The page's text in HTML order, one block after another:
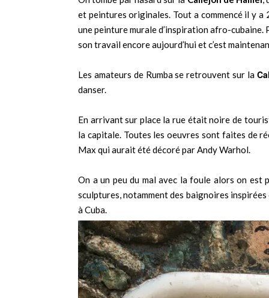
et peintures originales. Tout a commencé il y a
une peinture murale d’inspiration afro-
son travail encore aujourd’hui et c’est
Les amateurs de Rumba se retrouvent sur la
danser.
En arrivant sur place la rue était noire de
la capitale. Toutes les oeuvres sont faites de
Max qui aurait été décoré par Andy Warhol.
On a un peu du mal avec la foule alors on est
sculptures, notamment des baignoires
à Cuba.